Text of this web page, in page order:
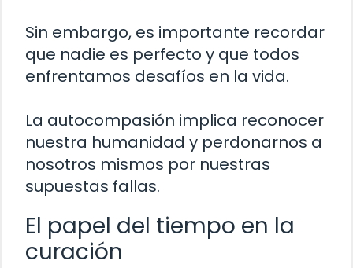
Sin embargo, es importante recordar
que nadie es perfecto y que todos
enfrentamos desafíos en la vida.
La autocompasión implica reconocer
nuestra humanidad y perdonarnos a
nosotros mismos por nuestras
supuestas fallas.
El papel del tiempo en la
curación